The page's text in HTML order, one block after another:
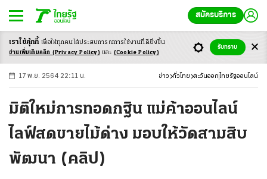
สมัครบริการ
-ก ก ก+
17 พ.ย. 2564 22:11 น. ข่าว ทั่วไทย ตะวันออก ไทยรัฐออนไลน์
มิติใหม่การทอดกฐิน แม่ค้าออนไลน์
ไลฟ์สดขายไม้ด่าง มอบให้วัดสามสิบ
พัฒนา (คลิป)
เราใช้คุ้กกี้ เพื่อให้ทุกคนได้ประสบการณ์การใช้งานที่ดียิ่งขึ้น
อ่านเพิ่มเติมคลิก (Privacy Policy) และ (Cookie Policy)
รับทราบ